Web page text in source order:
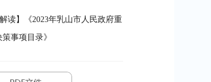
解读】《2023年乳山市人民政府重
事项目录》